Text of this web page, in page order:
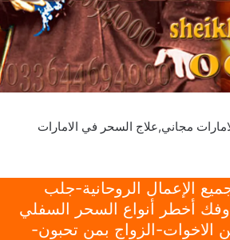
مجاني,علاج السحر في الامارات
الإعمال الروحانية-جلب
أخطر أنواع السحر السفلي
الاخوات-الزواج بمن تحبون-